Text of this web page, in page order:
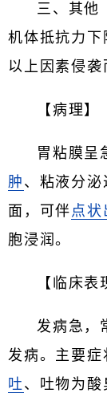
三、其他
机体抵抗力下
以上因素侵袭
【病理】
胃粘膜呈
肿 、粘液分
面，可伴点状
胞浸润。
【临床表
发病急，
发病。主要症
吐、吐物为